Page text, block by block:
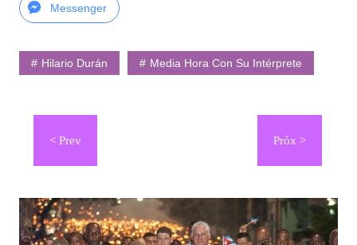
Messenger
Hilario Durán Media Hora Con Su Intérprete
Navegación
entradas